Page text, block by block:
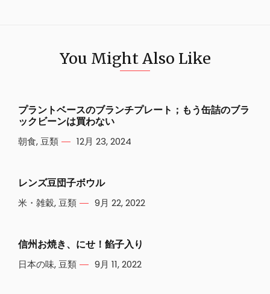
You Might Also Like
プラントベースのブランチプレート；もう缶詰のブラ
ックビーンは買わない
朝食,豆類 12月 23, 2024
レンズ豆団子ボウル
米・雑穀,豆類 9月 22, 2022
信州お焼き、にせ！餡子入り
日本の味,豆類 9月 11, 2022